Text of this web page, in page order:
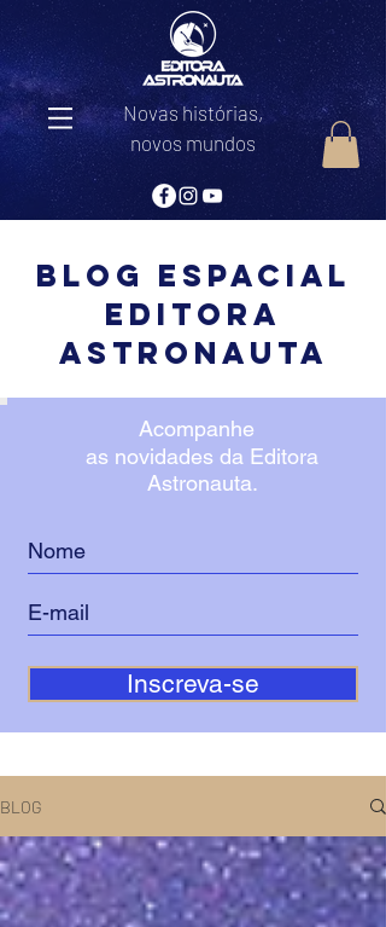
Novas histórias,
novos mundos
Blog Espacial
editora
astronauta
Acompanhe
as novidades da Editora
Astronauta.
Inscreva-se
BLOG